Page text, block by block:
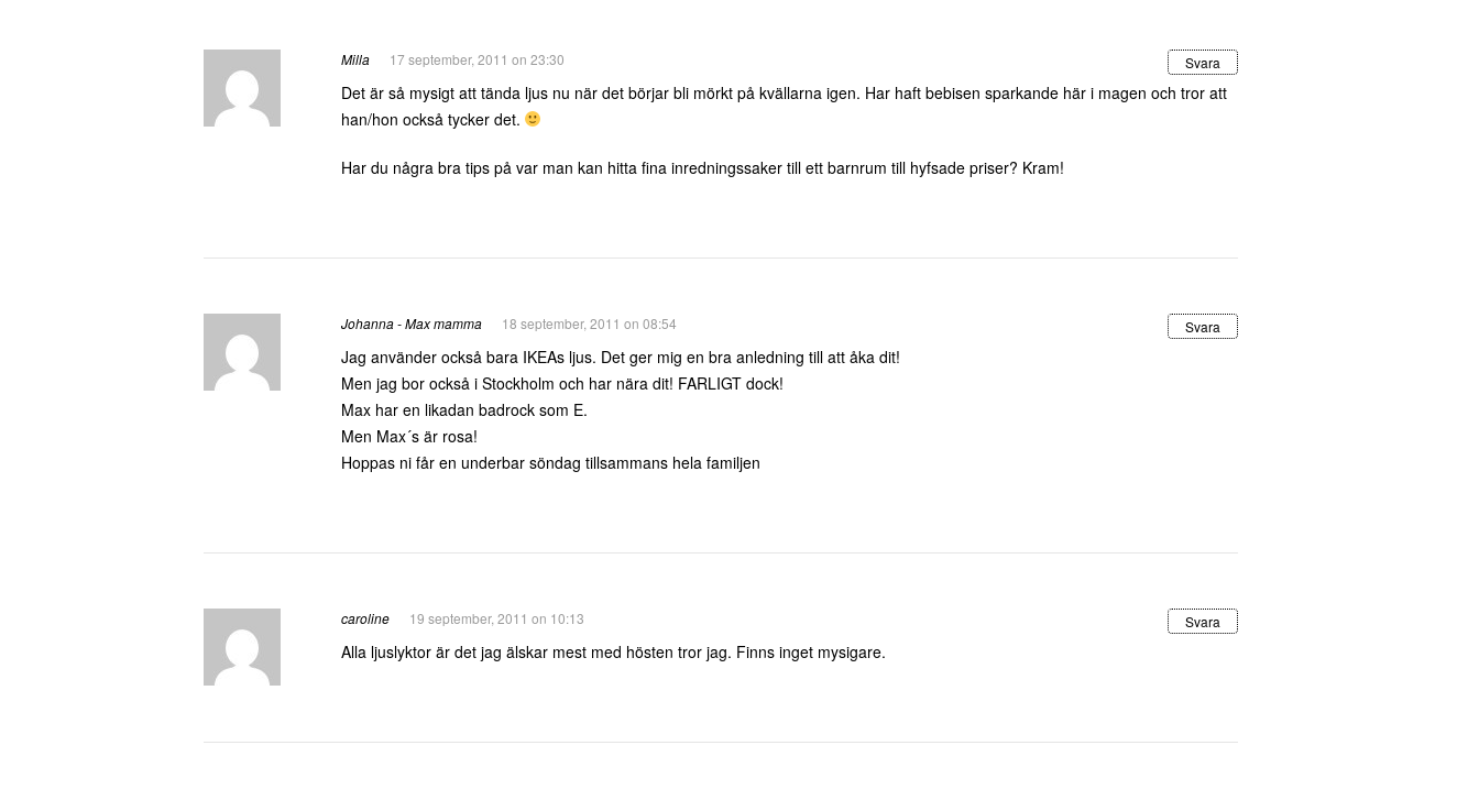
Milla 17 september, 2011 on 23:30 Svara
Det är så mysigt att tända ljus nu när det börjar bli mörkt på kvällarna igen. Har haft bebisen sparkande här i magen och tror att
han/hon också tycker det.
Har du några bra tips på var man kan hitta fina inredningssaker till ett barnrum till hyfsade priser? Kram!
Johanna - Max mamma 18 september, 2011 on 08:54 Svara
Jag använder också bara IKEAs ljus. Det ger mig en bra anledning till att åka dit!
Men jag bor också i Stockholm och har nära dit! FARLIGT dock!
Max har en likadan badrock som E.
Men Max´s är rosa!
Hoppas ni får en underbar söndag tillsammans hela familjen
caroline 19 september, 2011 on 10:13 Svara
Alla ljuslyktor är det jag älskar mest med hösten tror jag. Finns inget mysigare.